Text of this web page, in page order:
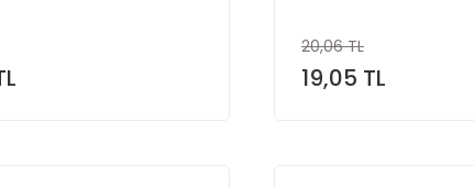
20,06 TL
19,05 TL